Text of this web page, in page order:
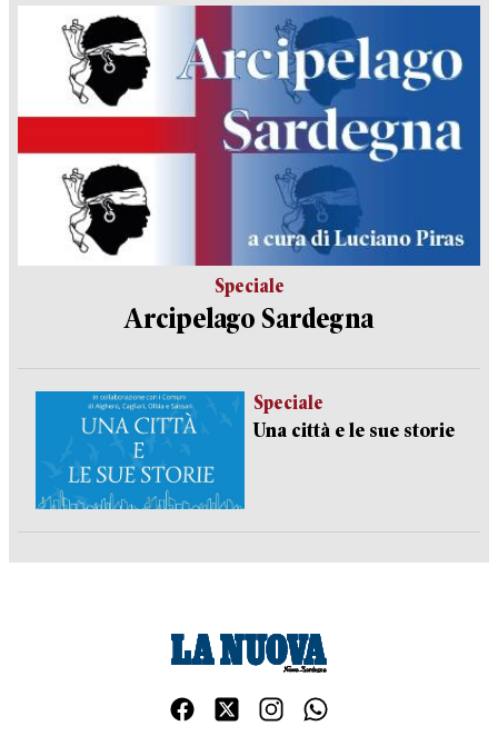
Speciale
Arcipelago Sardegna
Speciale
Una città e le sue storie